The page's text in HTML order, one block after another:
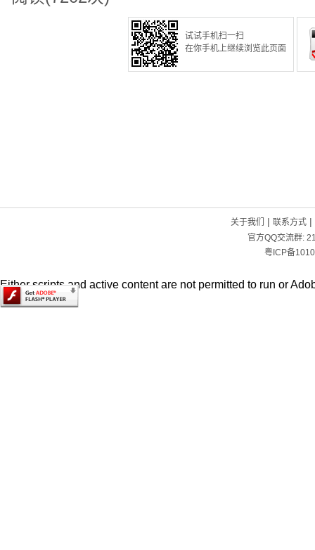
试试手机扫一扫
在你手机上继续浏览此页面
关于我们 | 联系方式|
官方QQ交流群:
粤ICP备
Either scripts and active content are not permitted to run or